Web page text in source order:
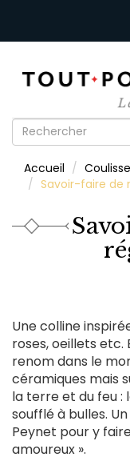
Formulaire
recherche
Accueil
Savoir-faire de
Une colline
roses, oeillets etc.
renom dans le
céramiques mais
la terre et du feu :
soufflé à bulles.
Peynet pour y
amoureux ».